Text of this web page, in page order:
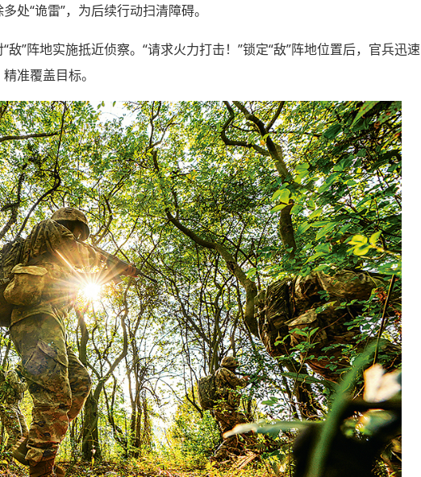
处“诡雷”，为后续行动扫清障碍。
”阵地实施抵近侦察。“请求火力打击！”锁定“敌”阵地位置后，官兵迅速
准覆盖目标。